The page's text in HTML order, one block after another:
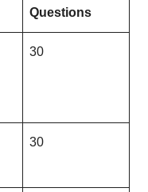
Questions
30
30